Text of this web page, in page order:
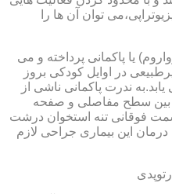
توان آن ها را
یا پاکمانی پرداخته و می
در اوایل کودکی بروز
ندرت پاکمانی ناشی از
بین سطح مفاصلی و صفحه
فوقانی تنه استخوان درشت
این بیماری جراحی لازم